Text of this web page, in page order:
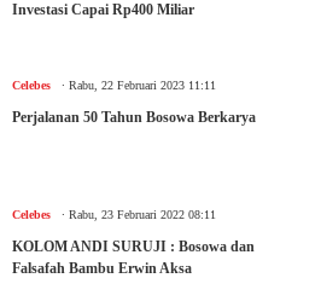
Investasi Capai Rp400 Miliar
Celebes Rabu, 22 Februari 2023 11:11
Perjalanan 50 Tahun Bosowa Berkarya
Celebes Rabu, 23 Februari 2022 08:11
KOLOM ANDI SURUJI : Bosowa dan
Falsafah Bambu Erwin Aksa